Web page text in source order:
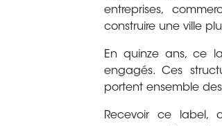
entreprises,
construire une ville
En quinze ans, ce
engagés. Ces
portent ensemble
Recevoir ce label,